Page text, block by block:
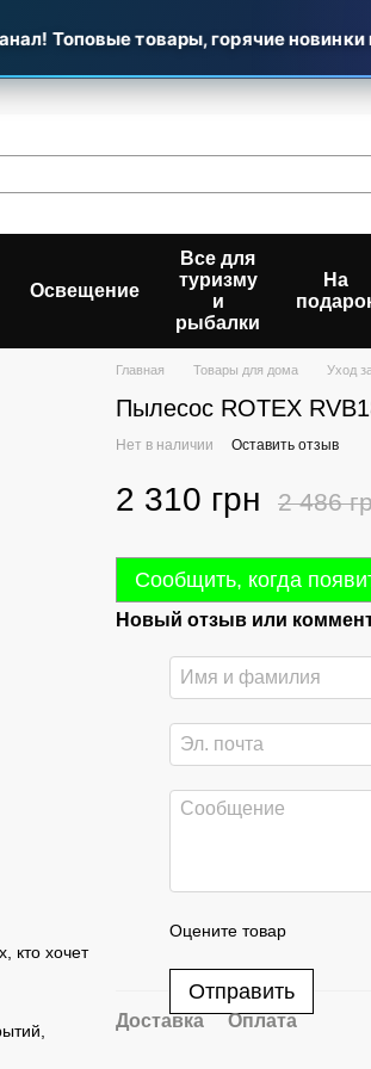
Топовые товары, горячие новинки
Освещение
Все для
туризму
и
рыбалки
На
кто хочет
Главная Товары для дома Уход
Пылесос ROTEX
Нет в наличии Оставить отзыв
2 310 грн 2 486
Сообщить, когда
Новый отзыв или
Оцените товар
Отправить
Доставка Оплата